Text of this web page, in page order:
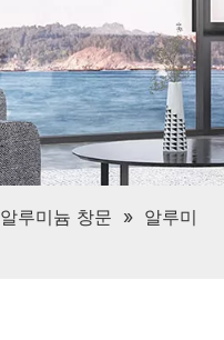
알루미늄 창문 » 알루미